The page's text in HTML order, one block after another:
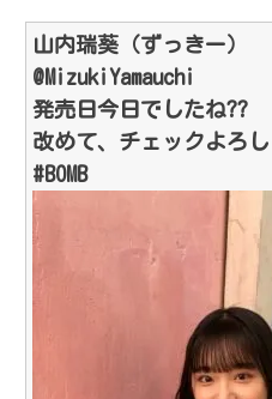
山内瑞葵（ずっきー）
@MizukiYamauchi
発売日今日でしたね??
改めて、チェックよろ
#BOMB